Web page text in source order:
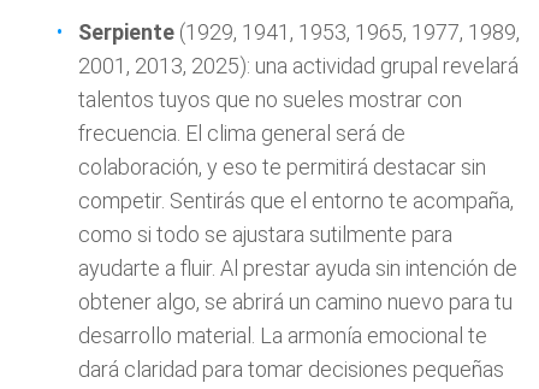
Serpiente (1929, 1941, 1953, 1965, 1977, 1989,
2001, 2013, 2025): una actividad grupal revelará
talentos tuyos que no sueles mostrar con
frecuencia. El clima general será de
colaboración, y eso te permitirá destacar sin
competir. Sentirás que el entorno te acompaña,
como si todo se ajustara sutilmente para
ayudarte a fluir. Al prestar ayuda sin intención de
obtener algo, se abrirá un camino nuevo para tu
desarrollo material. La armonía emocional te
dará claridad para tomar decisiones pequeñas